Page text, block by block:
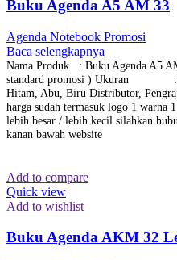
Buku Agenda A5 AM 33
Agenda Notebook Promosi
Baca selengkapnya
Nama Produk : Buku Agenda
standard promosi )
Hitam, Abu, Biru Distributor,
harga sudah termasuk logo 1 warna
lebih besar / lebih kecil silahkan
kanan bawah website
Add to compare
Quick view
Add to wishlist
Buku Agenda AKM 32